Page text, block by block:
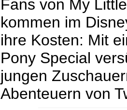
Fans von My
kommen im
ihre Kosten: Mit
Pony Special
jungen
Abenteuern von